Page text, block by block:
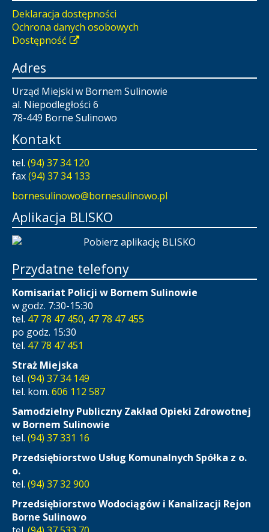
Deklaracja dostępności
Ochrona danych osobowych
Dostępność
Adres
Urząd Miejski w Bornem Sulinowie
al. Niepodległości 6
78-449 Borne Sulinowo
Kontakt
tel. (94) 37 34 120
fax(94) 37 34 133
bornesulinowo@bornesulinowo.pl
Aplikacja BLISKO
Przydatne telefony
Komisariat Policji w Bornem Sulinowie
w godz. 7:30-15:30
tel. 47 78 47 450, 47 78 47 455
po godz. 15:30
tel. 47 78 47 451
Straż Miejska
tel. (94) 37 34 149
tel. kom. 606 112 587
Samodzielny Publiczny Zakład Opieki Zdrowotnej
w Bornem Sulinowie
tel. (94) 37 331 16
Przedsiębiorstwo Usług Komunalnych Spółka z o.
o.
tel. (94) 37 32 900
Przedsiębiorstwo Wodociągów i Kanalizacji Rejon
Borne Sulinowo